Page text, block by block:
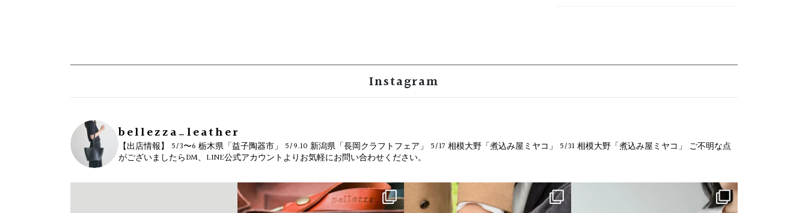
Instagram
bellezza_leather
【出店情報】 5/3〜6 栃木県「益子陶器市」 5/9.10 新潟県「長岡クラフトフェア」 5/17 相模大野「煮込み屋ミヤコ」 5/31 相模大野「煮込み屋ミヤコ」 ご不明な点
がございましたらDM、LINE公式アカウントよりお気軽にお問い合わせください。